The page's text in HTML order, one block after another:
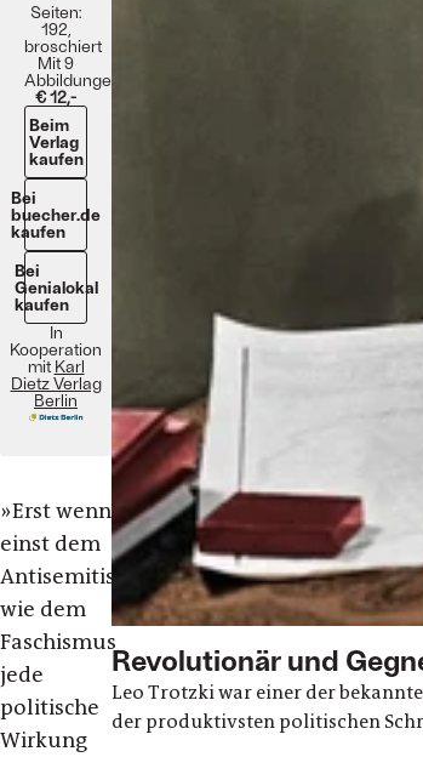
Seiten:
192,
broschiert
Mit 9
Abbildungen
€ 12,-
Beim
Verlag
kaufen
Bei
buecher.de
kaufen
Bei
Genialokal
kaufen
In
Kooperation
mit Karl
Dietz Verlag
Berlin
»Erst wenn
einst dem
Antisemitismus
wie dem
Faschismus
jede
politische
Wirkung
Revolutionär und
Leo Trotzki war einer der
der produktivsten politischen